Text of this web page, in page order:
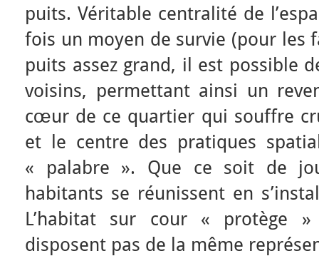
puits. Véritable centralité de
fois un moyen de survie (pour les
puits assez grand, il est possible
voisins, permettant ainsi un
cœur de ce quartier qui souffre
et le centre des pratiques
« palabre ». Que ce soit de
habitants se réunissent en
L’habitat sur cour « protège
disposent pas de la même